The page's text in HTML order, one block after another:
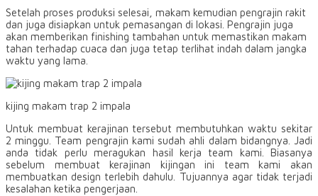
Setelah proses produksi selesai, makam kemudian pengrajin rakit
dan juga disiapkan untuk pemasangan di lokasi. Pengrajin juga
akan memberikan finishing tambahan untuk memastikan makam
tahan terhadap cuaca dan juga tetap terlihat indah dalam jangka
waktu yang lama.
kijing makam trap 2 impala
Untuk membuat kerajinan tersebut membutuhkan waktu sekitar
2 minggu. Team pengrajin kami sudah ahli dalam bidangnya. Jadi
anda tidak perlu meragukan hasil kerja team kami. Biasanya
sebelum membuat kerajinan kijingan ini team kami akan
membuatkan design terlebih dahulu. Tujuannya agar tidak terjadi
kesalahan ketika pengerjaan.